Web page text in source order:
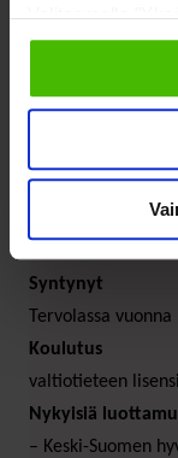
Valitsemalla
evästeisiin.
ihmisiä, kuten
kanssa
aikaisempaa
Syntynyt
Tervolassa
Koulutus
valtiotieteen
Nykyisiä
– Keski-Suomen